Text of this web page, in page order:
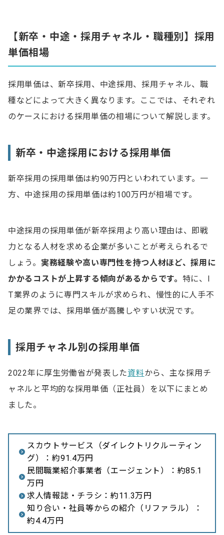
【新卒・中途・採用チャネル・職種別】採用
単価相場
採用単価は、新卒採用、中途採用、採用チャネル、職
種などによって大きく異なります。ここでは、それぞれ
のケースにおける採用単価の相場について解説します。
新卒・中途採用における採用単価
新卒採用の採用単価は約90万円といわれています。一
方、中途採用の採用単価は約100万円が相場です。
中途採用の採用単価が新卒採用より高い理由は、即戦
力となる人材を求める企業が多いことが考えられるで
しょう。 実務経験や高い専門性を持つ人材ほど、採用に
かかるコストが上昇する傾向があるからです。 特に、I
T業界のように専門スキルが求められ、慢性的に人手不
足の業界では、採用単価が高騰しやすい状況です。
採用チャネル別の採用単価
2022年に厚生労働省が発表した資料から、主な採用チ
ャネルと平均的な採用単価（正社員）を以下にまとめ
ました。
スカウトサービス（ダイレクトリクルーティン
グ）：約91.4万円
民間職業紹介事業者（エージェント）：約85.1
万円
求人情報誌・チラシ：約11.3万円
知り合い・社員等からの紹介（リファラル）：
約4.4万円